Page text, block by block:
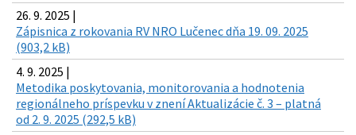
26. 9. 2025 |
Zápisnica z rokovania RV NRO Lučenec dňa 19. 09. 2025
(903,2 kB)
4. 9. 2025 |
Metodika poskytovania, monitorovania a hodnotenia
regionálneho príspevku v znení Aktualizácie č. 3 – platná
od 2. 9. 2025 (292,5 kB)